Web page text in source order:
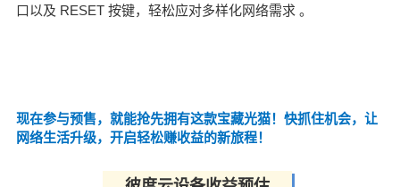
口以及 RESET 按键，轻松应对多样化网络需求 。
现在参与预售，就能抢先拥有这款宝藏光猫！快抓住机会，让
网络生活升级，开启轻松赚收益的新旅程！